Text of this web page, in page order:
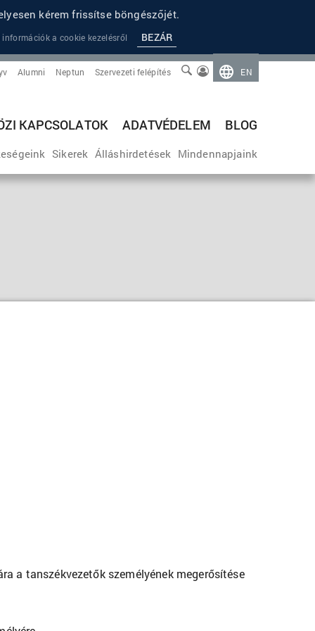
kérem frissítse böngészőjét.
a cookie kezelésről BEZÁR
EN
Szervezeti felépítés
Neptun
Alumni
KAPCSOLATOK ADATVÉDELEM BLOG
Sikerek Álláshirdetések Mindennapjaink
a tanszékvezetők személyének megerősítése